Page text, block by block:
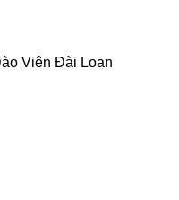
Viên Đài Loan